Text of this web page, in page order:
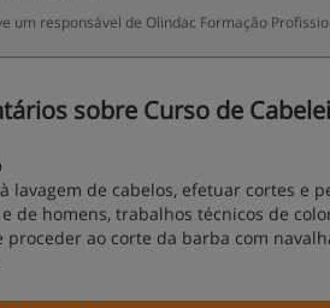
um responsável de Olindac Formação
sobre Curso de
lavagem de cabelos, efetuar cortes e
de homens, trabalhos técnicos de
proceder ao corte da barba com